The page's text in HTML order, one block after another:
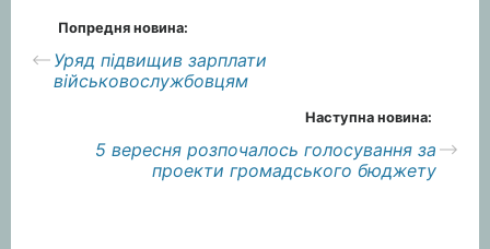
Попредня новина:
Уряд підвищив зарплати
військовослужбовцям
Наступна новина:
5 вересня розпочалось голосування за
проекти громадського бюджету